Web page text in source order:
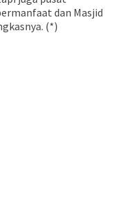
dan Masjid
(*)